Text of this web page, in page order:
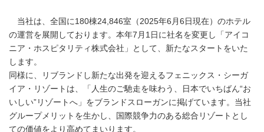
当社は、全国に180棟24,846室（2025年6月6日現在）のホテル
の運営を展開しております。本年7月1日に社名を変更し「アイコ
ニア・ホスピタリティ株式会社」として、新たなスタートをいた
します。
同様に、リブランドし新たな出発を迎えるフェニックス・シーガ
イア・リゾートは、「人生のご馳走を味わう、日本でいちばん“お
いしい”リゾートへ」をブランドスローガンに掲げています。当社
グループメリットを生かし、国際競争力のある総合リゾートとし
ての価値をより高めてまいります。